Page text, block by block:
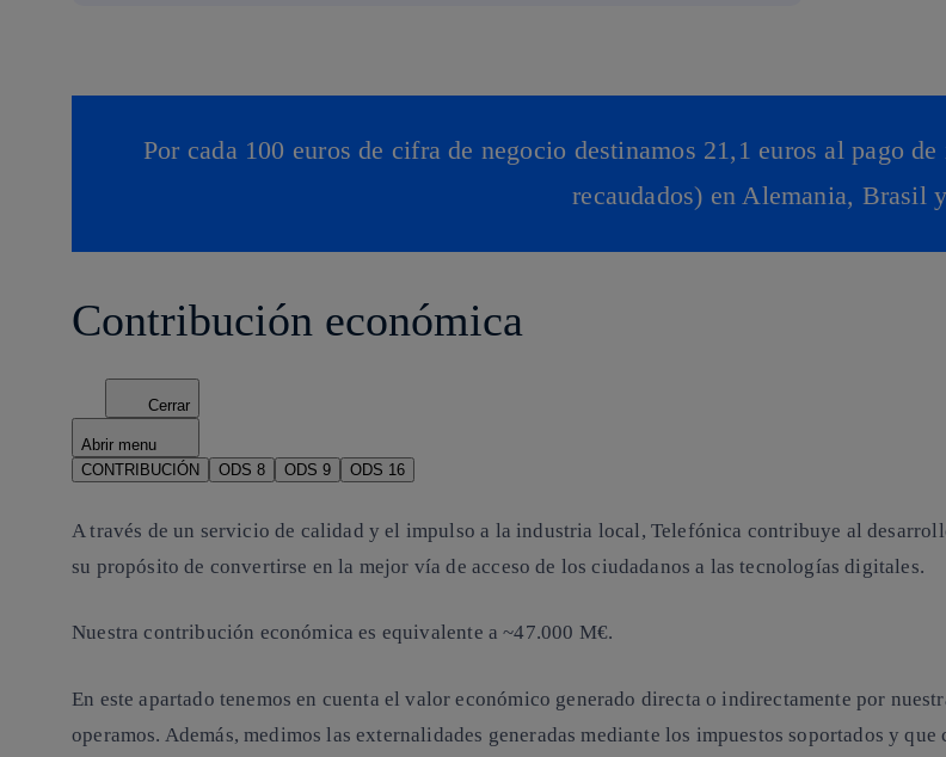
Por cada 100 euros de cifra de negocio destinamos 21,1 euros al pago
recaudados) en Alemania, Brasil
Contribución económica
Cerrar
Abrir menu
CONTRIBUCIÓN
ODS 8 ODS 9 ODS 16
A través de un servicio de calidad y el impulso a la industria local, Telefónica contribuye al
su propósito de convertirse en la mejor vía de acceso de los ciudadanos a las tecnologías digitales.
Nuestracontribución económica es equivalente a~47.000 M€.
En este apartado tenemos en cuenta el valor económico generado directa o indirectamente por
operamos. Además, medimos las externalidades generadas mediante los impuestos soportados y